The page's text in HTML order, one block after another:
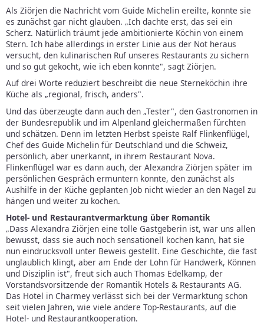
Als Ziörjen die Nachricht vom Guide Michelin ereilte, konnte sie
es zunächst gar nicht glauben. „Ich dachte erst, das sei ein
Scherz. Natürlich träumt jede ambitionierte Köchin von einem
Stern. Ich habe allerdings in erster Linie aus der Not heraus
versucht, den kulinarischen Ruf unseres Restaurants zu sichern
und so gut gekocht, wie ich eben konnte", sagt Ziörjen.
Auf drei Worte reduziert beschreibt die neue Sterneköchin ihre
Küche als „regional, frisch, anders".
Und das überzeugte dann auch den „Tester", den Gastronomen in
der Bundesrepublik und im Alpenland gleichermaßen fürchten
und schätzen. Denn im letzten Herbst speiste Ralf Flinkenflügel,
Chef des Guide Michelin für Deutschland und die Schweiz,
persönlich, aber unerkannt, in ihrem Restaurant Nova.
Flinkenflügel war es dann auch, der Alexandra Ziörjen später im
persönlichen Gespräch ermuntern konnte, den zunächst als
Aushilfe in der Küche geplanten Job nicht wieder an den Nagel zu
hängen und weiter zu kochen.
Hotel- und Restaurantvermarktung über Romantik
„Dass Alexandra Ziörjen eine tolle Gastgeberin ist, war uns allen
bewusst, dass sie auch noch sensationell kochen kann, hat sie
nun eindrucksvoll unter Beweis gestellt. Eine Geschichte, die fast
unglaublich klingt, aber am Ende der Lohn für Handwerk, Können
und Disziplin ist", freut sich auch Thomas Edelkamp, der
Vorstandsvorsitzende der Romantik Hotels & Restaurants AG.
Das Hotel in Charmey verlässt sich bei der Vermarktung schon
seit vielen Jahren, wie viele andere Top-Restaurants, auf die
Hotel- und Restaurantkooperation.